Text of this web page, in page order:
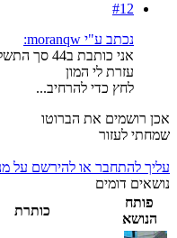
#12
נכתב ע"י moranqw:
אני כותבת ב44 סך התשלומים מביטוח לאומי ברוטו נכון ?
עזרת לי המון
לחץ כדי להרחיב...
אכן רושמים את הברוטו
שמחתי לעזור
עליך להתחבר או להירשם על
נושאים דומים
פותח
הנושא
כותרת